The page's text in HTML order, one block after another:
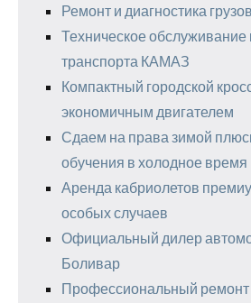
Ремонт и диагностика
Техническое обслуживание
транспорта КАМАЗ
Компактный городской
экономичным двигателем
Сдаем на права зимой
обучения в холодное время
Аренда кабриолетов
особых случаев
Официальный дилер
Боливар
Профессиональный ремонт